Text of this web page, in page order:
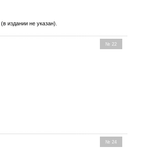
(в издании не указан).
№ 22
№ 24